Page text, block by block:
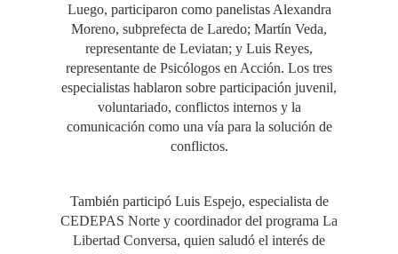
Luego, participaron como panelistas Alexandra
Moreno, subprefecta de Laredo; Martín Veda,
representante de Leviatan; y Luis Reyes,
representante de Psicólogos en Acción. Los tres
especialistas hablaron sobre participación juvenil,
voluntariado, conflictos internos y la
comunicación como una vía para la solución de
conflictos.
También participó Luis Espejo, especialista de
CEDEPAS Norte y coordinador del programa La
Libertad Conversa, quien saludó el interés de